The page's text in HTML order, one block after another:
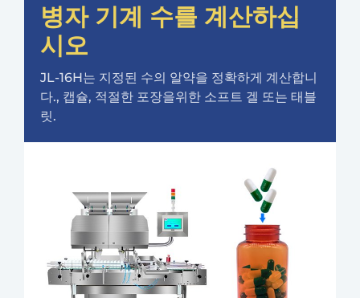
병자 기계 수를 계산하십
시오
JL-16H는 지정된 수의 알약을 정확하게 계산합니
다., 캡슐, 적절한 포장을위한 소프트 겔 또는 태블
릿.